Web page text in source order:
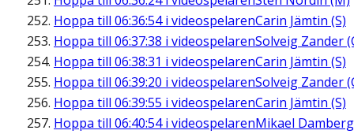
Hoppa till 06:36:54i videospelarenCarin Jämtin (S)
Hoppa till 06:37:38 i videospelarenSolveig Zander
Hoppa till 06:38:31 i videospelarenCarin Jämtin (S)
Hoppa till 06:39:20 i videospelarenSolveig Zander
Hoppa till 06:39:55 i videospelarenCarin Jämtin (S)
Hoppa till 06:40:54i videospelarenMikael Damberg